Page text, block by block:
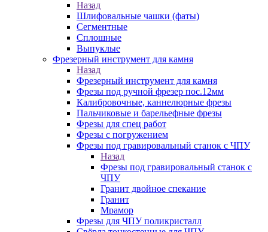
Назад
Шлифовальные чашки (фаты)
Сегментные
Сплошные
Выпуклые
Фрезерный инструмент для камня
Назад
Фрезерный инструмент для камня
Фрезы под ручной фрезер пос.12мм
Калибровочные, каннелюрные фрезы
Пальчиковые и барельефные фрезы
Фрезы для спец работ
Фрезы с погружением
Фрезы под гравировальный станок с ЧПУ
Назад
Фрезы под гравировальный станок с
ЧПУ
Гранит двойное спекание
Гранит
Мрамор
Фрезы для ЧПУ поликристалл